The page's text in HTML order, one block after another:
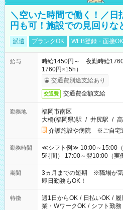
＼空いた時間で働く！／日
円も可！施設での見回りな
派遣 ブランクOK WEB登録・面接OK
給与
時給1450円～ 夜勤時給
1760円×15h）
交通費別途支給あり
交通費 交通費全額支給
勤務地
福岡市南区
大橋(福岡県)駅 / 井尻駅 /
介護施設や病院 ※ご自宅
勤務時間
≪シフト例≫ 10:00～15:00
5時間） 17:00～翌10:00（実働15時間）
働く時間は調整できます！
期間
3ヵ月までの短期 ※職場が
即日勤務もOK！
特徴 週1日からOK / 日払いOK / 履
業・WワークOK / シフト勤務